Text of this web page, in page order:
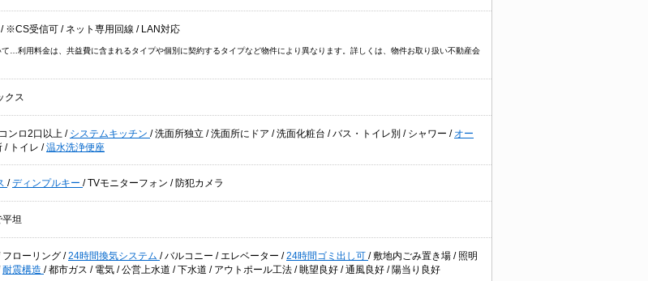
/ ※CS受信可 / ネット専用回線 / LAN対応
…利用料金は、共益費に含まれるタイプや個別に契約するタイプなど物件により異なります。詳しくは、物件お取り扱い不動産会
クス
コンロ2口以上 / システムキッチン /洗面所独立 /洗面所にドア /洗面化粧台 /バス・トイレ別 / シャワー / オー
/ トイレ /温水洗浄便座
/ディンプルキー /TVモニターフォン / 防犯カメラ
坦
フローリング /24時間換気システム /バルコニー / エレベーター /24時間ゴミ出し可 /敷地内ごみ置き場 / 照明
耐震構造 /都市ガス / 電気 /公営上水道 /下水道 / アウトポール工法 / 眺望良好 /通風良好 / 陽当り良好